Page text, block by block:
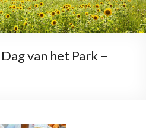
van het Park –